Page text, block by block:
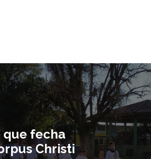
que fecha
Christi